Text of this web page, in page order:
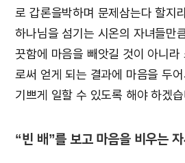
로 갑론을박하며 문제삼는다 할지
하나님을 섬기는 시온의 자녀들만
끗함에 마음을 빼앗길 것이 아니라
로써 얻게 되는 결과에 마음을 두
기쁘게 일할 수 있도록 해야 하겠
“빈 배”를 보고 마음을 비우는